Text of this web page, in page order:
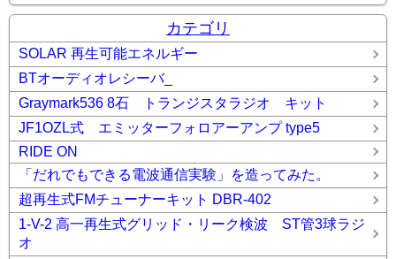
カテゴリ
SOLAR 再生可能エネルギー
BTオーディオレシーバ_
Graymark536 8石 トランジスタラジオ キット
JF1OZL式 エミッターフォロアーアンプ type5
RIDE ON
「だれでもできる電波通信実験」を造ってみた。
超再生式FMチューナーキット DBR-402
1-V-2 高一再生式グリッド・リーク検波 ST管3球ラジ
オ